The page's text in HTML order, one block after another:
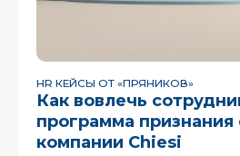
HR КЕЙСЫ ОТ «ПРЯНИКОВ»
Как вовлечь
программа признания
компании Chiesi